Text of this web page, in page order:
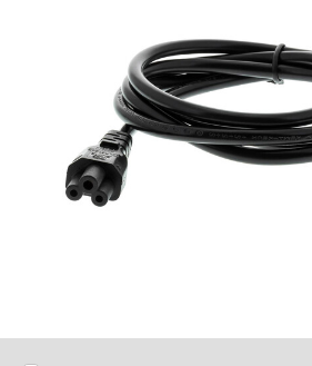
GROŽIO IR SVEIKATOS PREKĖS
BIURO ĮRANGA IR LAIDAI